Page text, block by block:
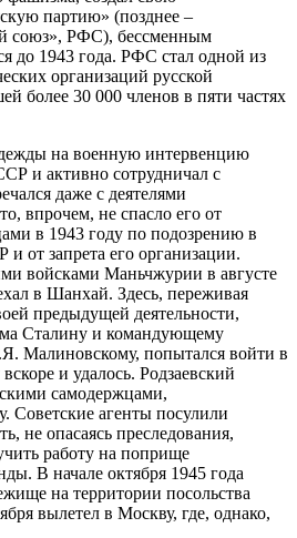
партию» (позднее –
союз», РФС), бессменным
до 1943 года. РФС стал одной из
организаций русской
более 30 000 членов в пяти частях
на военную интервенцию
и активно сотрудничал с
даже с деятелями
впрочем, не спасло его от
в 1943 году по подозрению в
от запрета его организации.
войсками Маньчжурии в августе
в Шанхай. Здесь, переживая
предыдущей деятельности,
Сталину и командующему
Малиновскому, попытался войти в
и удалось. Родзаевский
самодержцами,
Советские агенты посулили
не опасаясь преследования,
работу на поприще
В начале октября 1945 года
на территории посольства
вылетел в Москву, где, однако,